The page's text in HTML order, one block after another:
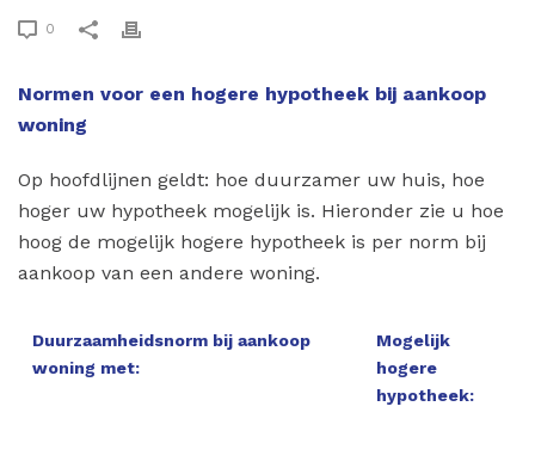
0
Normen voor een hogere hypotheek bij aankoop
woning
Op hoofdlijnen geldt: hoe duurzamer uw huis, hoe
hoger uw hypotheek mogelijk is. Hieronder zie u hoe
hoog de mogelijk hogere hypotheek is per norm bij
aankoop van een andere woning.
Duurzaamheidsnorm bij aankoop
woning met:
Mogelijk
hogere
hypotheek: